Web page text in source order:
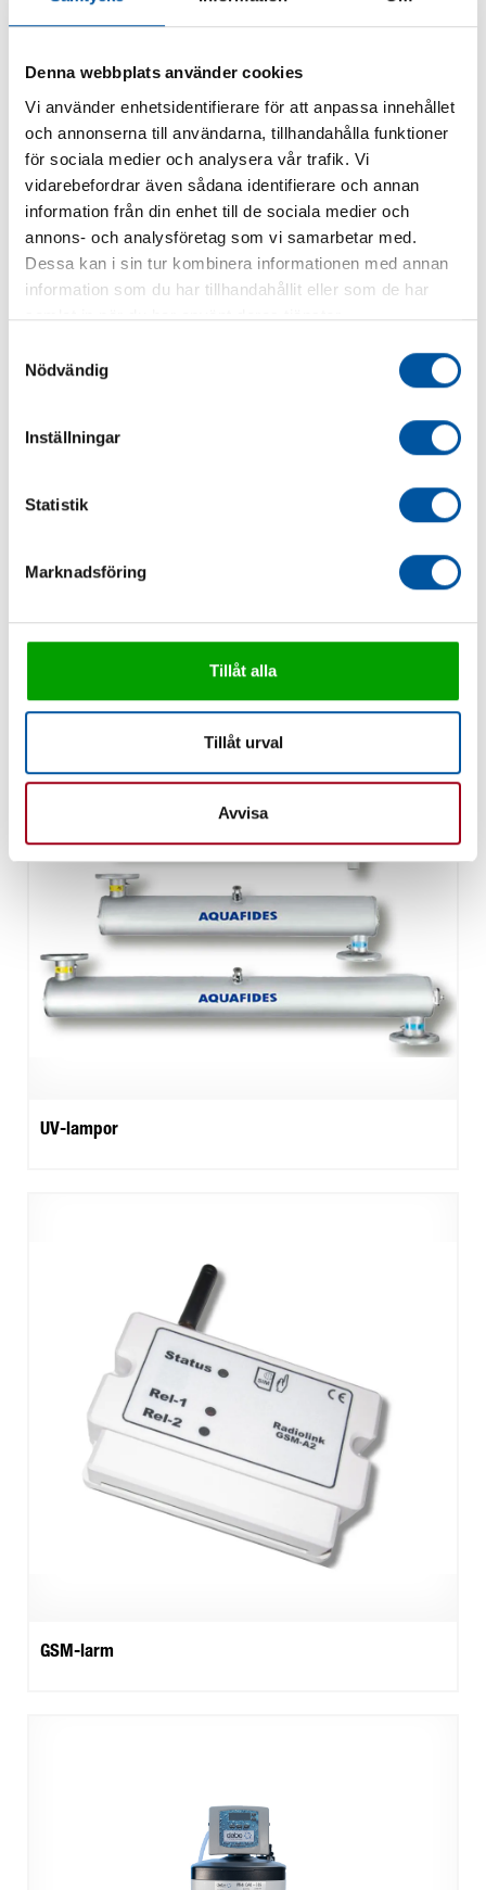
Denna webbplats använder cookies
Vi använder enhetsidentifierare för att anpassa innehållet
och annonserna till användarna, tillhandahålla funktioner
för sociala medier och analysera vår trafik. Vi
vidarebefordrar även sådana identifierare och annan
information från din enhet till de sociala medier och
annons- och analysföretag som vi samarbetar med.
Dessa kan i sin tur kombinera informationen med annan
information som du har tillhandahållit eller som de har
samlat in när du har använt deras tjänster.
Nödvändig
Inställningar
Statistik
Marknadsföring
Tillåt alla
Tillåt urval
Avvisa
Humus- / kolfilter
UV-lampor
GSM-larm